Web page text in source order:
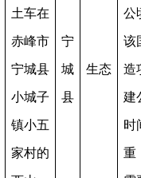
土车在
赤峰市
宁城县
小城子
镇小五
家村的
宁
城
县
生态
公
该
造
建
时
重